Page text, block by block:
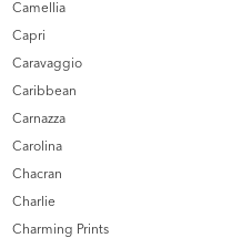
Camellia
Capri
Caravaggio
Caribbean
Carnazza
Carolina
Chacran
Charlie
Charming Prints